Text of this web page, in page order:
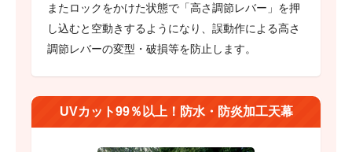
またロックをかけた状態で「高さ調節レバー」を押
し込むと空動きするようになり、誤動作による高さ
調節レバーの変型・破損等を防止します。
UVカット99％以上！防水・防炎加工天幕